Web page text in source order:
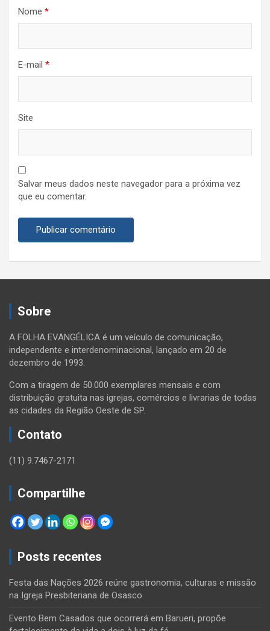
Nome *
E-mail *
Site
Salvar meus dados neste navegador para a próxima vez
que eu comentar.
Sobre
A FOLHA EVANGÉLICA é um veículo de comunicação,
independente e interdenominacional, lançado em 20 de
dezembro de 1993.
Com a tiragem de 50.000 exemplares mensais e com
distribuição gratuita nas igrejas, comércios e livrarias de todas
as cidades da Região Oeste de SP.
Contato
(11) 9.7467-2171
Compartilhe
Posts recentes
Festa das Nações 2026 reúne gastronomia, culturas e missão
na Igreja Presbiteriana de Osasco
Evento Bem Casados que ocorrerá em Barueri, propõe